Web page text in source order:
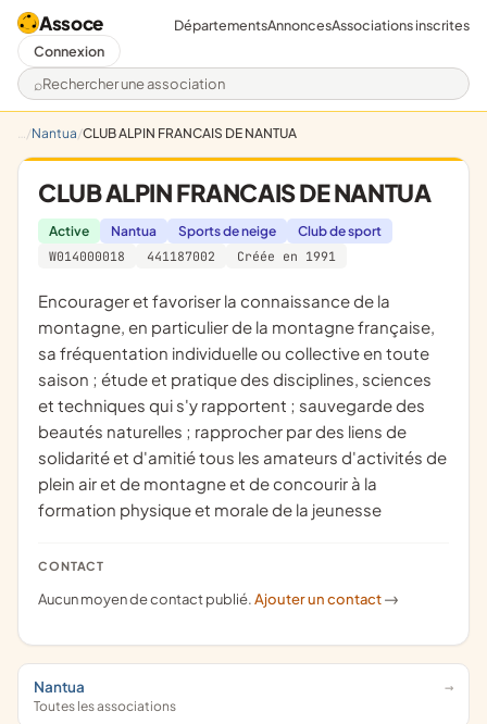
Assoce
Rechercher une association
DépartementsAnnoncesAssociations inscrites
Connexion
Nantua CLUB ALPIN FRANCAIS DE NANTUA
CLUB ALPIN FRANCAIS DE NANTUA
Active Nantua Sports de neige
Club de sport
W014000018
441187002 Créée en 1991
encourager et favoriser la connaissance de la
montagne, en particulier de la montagne française,
sa fréquentation individuelle ou collective en toute
saison ; étude et pratique des disciplines, sciences
et techniques qui s'y rapportent ; sauvegarde des
beautés naturelles ; rapprocher par des liens de
solidarité et d'amitié tous les amateurs d'activités de
plein air et de montagne et de concourir à la
formation physique et morale de la jeunesse
CONTACT
Aucun moyen de contact publié.Ajouter un contact ->
Nantua
Toutes les associations